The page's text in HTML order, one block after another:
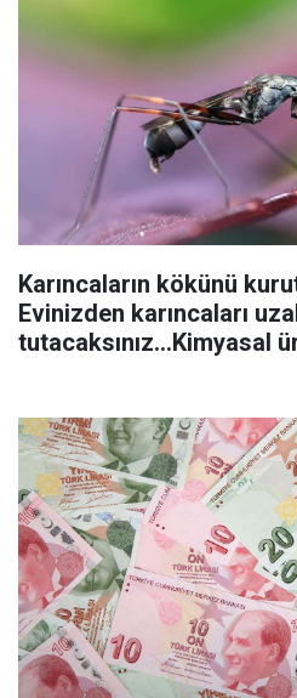
Karıncaların kökünü
Evinizden karıncaları
tutacaksınız...Kimyasal